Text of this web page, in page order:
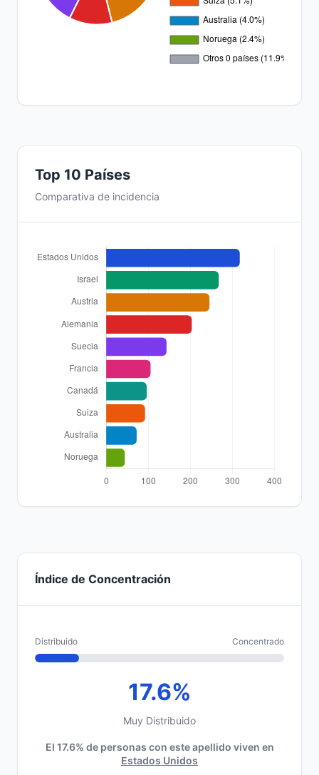
Top 10 Países
Comparativa de incidencia
Índice de Concentración
Distribuido Concentrado
17.6%
Muy Distribuido
El 17.6% de personas con este apellido viven en
Estados Unidos